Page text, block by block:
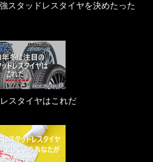
スタッドレスタイヤを決めたった
スタイヤはこれだ